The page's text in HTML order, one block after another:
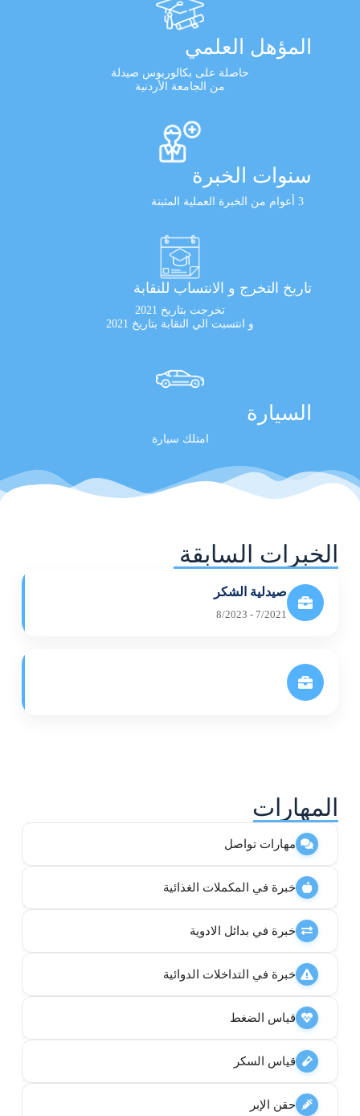
المؤهل العلمي
حاصلة على بكالوريوس صيدلة
من الجامعة الأردنية
سنوات الخبرة
3 أعوام من الخبرة العملية المثبتة
تاريخ التخرج و الانتساب للنقابة
تخرجت بتاريخ 2021
و انتسبت الي النقابة بتاريخ 2021
السيارة
امتلك سيارة
الخبرات السابقة
صيدلية الشكر
7/2021 - 8/2023
المهارات
مهارات تواصل
خبرة في المكملات الغذائية
خبرة في بدائل الادوية
خبرة في التداخلات الدوائية
قياس الضغط
قياس السكر
حقن الإبر